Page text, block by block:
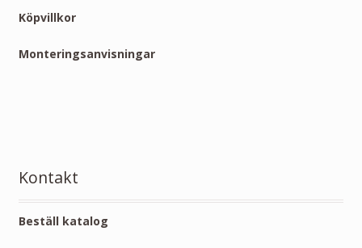
Köpvillkor
Monteringsanvisningar
Kontakt
Beställ katalog